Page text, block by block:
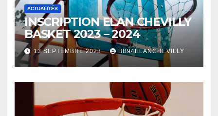
ACTUALITÉS
INSCRIPTION ELAN CHEVILLY
BASKET 2023 – 2024
13 SEPTEMBRE 2023 BB94ELANCHEVILLY